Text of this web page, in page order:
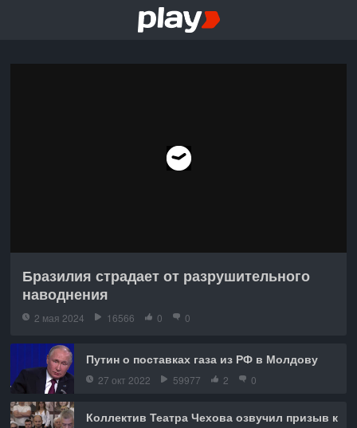
Бразилия страдает от разрушительного
наводнения
2 мая 2024 16566 0 0
Путин о поставках газа из РФ в Молдову
27 окт 2022 59977 2 0
Коллектив Театра Чехова озвучил призыв к